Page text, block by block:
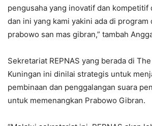
pengusaha yang inovatif dan kompetitif
dan ini yang kami yakini ada di program
prabowo san mas gibran,” tambah
Sekretariat REPNAS yang berada di
Kuningan ini dinilai strategis untuk
pembinaan dan penggalangan suara
untuk memenangkan Prabowo Gibran.